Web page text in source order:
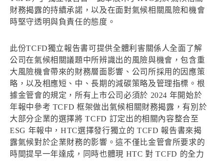
財務揭露的持續承諾，以及在面對氣候相關風險和機會
時堅守透明與負責任的態度。
此份TCFD獨立報告書可提供全體利害關係人全面了解
公司在氣候相關議題中所辨識出的風險與機會，包含重
大風險機會帶來的財務層面影響、公司所採用的因應策
略，以及相應短、中、長期的減碳策略及管理指標。根
據金管會的規定，所有上市公司必須於 2024 年開始於
年報中參考 TCFD 框架做出氣候相關財務揭露，有別於
大部分企業的選擇將 TCFD 訂定出的相關內容整合至
ESG 年報中，HTC選擇發行獨立的 TCFD 報告書來揭
露氣候對於企業財務的影響。這不僅比金管會所要求的
時間提早一年達成，同時也體現 HTC 對 TCFD 的全力